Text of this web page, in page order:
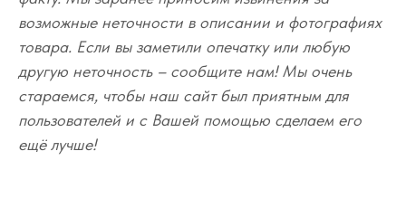
возможные неточности в описании и фотографиях
товара. Если вы заметили опечатку или любую
другую неточность – сообщите нам! Мы очень
стараемся, чтобы наш сайт был приятным для
пользователей и с Вашей помощью сделаем его
ещё лучше!